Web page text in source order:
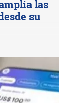
las
su